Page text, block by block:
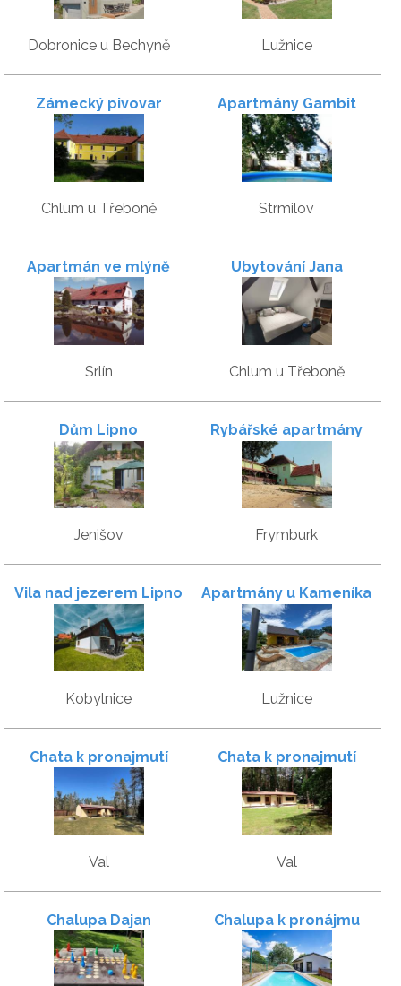
Dobronice u Bechyně Lužnice
Zámecký pivovar
Chlum u Třeboně
Apartmány Gambit
Strmilov
Apartmán ve mlýně
Srlín
Ubytování Jana
Chlum u Třeboně
Dům Lipno
Jenišov
Rybářské apartmány
Frymburk
Vila nad jezerem Lipno
Kobylnice
Apartmány u Kameníka
Lužnice
Chata k pronajmutí
Val
Chata k pronajmutí
Val
Chalupa Dajan Chalupa k pronájmu